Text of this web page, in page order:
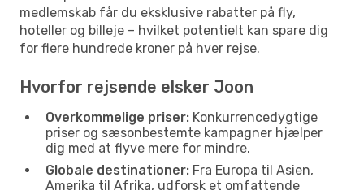
medlemskab får du eksklusive rabatter på fly,
hoteller og billeje – hvilket potentielt kan spare dig
for flere hundrede kroner på hver rejse.
Hvorfor rejsende elsker Joon
Overkommelige priser: Konkurrencedygtige
priser og sæsonbestemte kampagner hjælper
dig med at flyve mere for mindre.
Globale destinationer: Fra Europa til Asien,
Amerika til Afrika, udforsk et omfattende